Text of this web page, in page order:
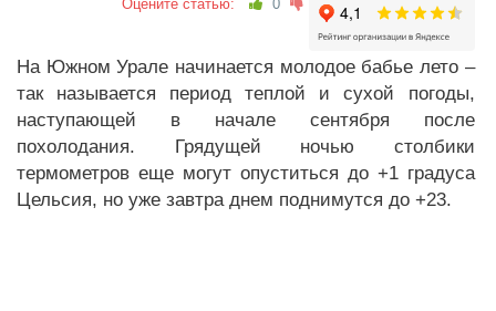
Оцените статью: 0
На Южном Урале начинается молодое бабье лето –
так называется период теплой и сухой погоды,
наступающей в начале сентября после
похолодания. Грядущей ночью столбики
термометров еще могут опуститься до +1 градуса
Цельсия, но уже завтра днем поднимутся до +23.